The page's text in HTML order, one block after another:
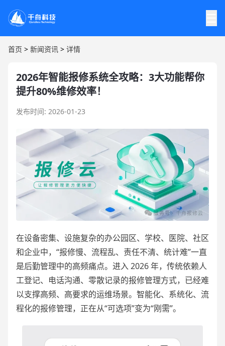
首页 > 新闻资讯 > 详情
2026年智能报修系统全攻略：3大功能帮你
提升80%维修效率！
发布时间: 2026-01-23
在设备密集、设施复杂的办公园区、学校、医院、社区
和企业中，“报修慢、流程乱、责任不清、统计难”一直
是后勤管理中的高频痛点。进入 2026 年，传统依赖人
工登记、电话沟通、零散记录的报修管理方式，已经难
以支撑高频、高要求的运维场景。智能化、系统化、流
程化的报修管理，正在从“可选项”变为“刚需”。